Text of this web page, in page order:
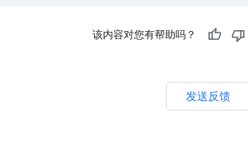
该内容对您有帮助吗？
发送反馈